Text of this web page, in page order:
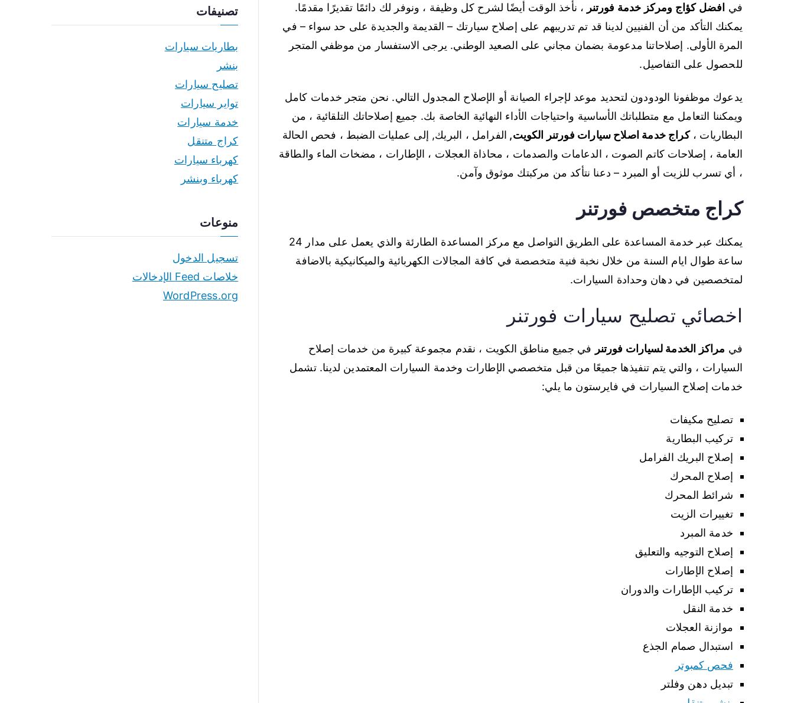
في افضل كؤاج ومركز خدمة فورتنر ، نأخذ الوقت أيضًا لشرح كل وظيفة ، ونوفر لك دائمًا تقديرًا مقدمًا.
يمكنك التأكد من أن الفنيين لدينا قد تم تدريبهم على إصلاح سيارتك – القديمة والجديدة على حد سواء – في
المرة الأولى. إصلاحاتنا مدعومة بضمان مجاني على الصعيد الوطني. يرجى الاستفسار من موظفي المتجر
للحصول على التفاصيل.
يدعوك موظفونا الودودون لتحديد موعد لإجراء الصيانة أو الإصلاح المجدول التالي. نحن متجر خدمات كامل
ويمكننا التعامل مع متطلباتك الأساسية واحتياجات الأداء النهائية الخاصة بك. جميع إصلاحاتك التلقائية ، من
البطاريات ،كراج خدمة اصلاح سيارات فورتنر الكويت, الفرامل ، البريك, إلى عمليات الضبط ، فحص الحالة
العامة ، إصلاحات كاتم الصوت ، الدعامات والصدمات ، محاذاة العجلات ، الإطارات ، مضخات الماء والطاقة
، أي تسرب للزيت أو المبرد – دعنا نتأكد من مركبتك موثوق وآمن.
كراج متخصص فورتنر
يمكنك عبر خدمة المساعدة على الطريق التواصل مع مركز المساعدة الطارئة والذي يعمل على مدار 24
ساعة طوال ايام السنة من خلال نخبة فنية متخصصة في كافة المجالات الكهربائية والميكانيكية بالاضافة
لمتخصصين في دهان وحدادة السيارات.
اخصائي تصليح سيارات فورتنر
في مراكز الخدمة لسيارات فورتنر في جميع مناطق الكويت ، نقدم مجموعة كبيرة من خدمات إصلاح
السيارات ، والتي يتم تنفيذها جميعًا من قبل متخصصي الإطارات وخدمة السيارات المعتمدين لدينا. تشمل
خدمات إصلاح السيارات في فايرستون ما يلي:
تصليح مكيفات
تركيب البطارية
إصلاح البريك الفرامل
إصلاح المحرك
شرائط المحرك
تغييرات الزيت
خدمة المبرد
إصلاح التوجيه والتعليق
إصلاح الإطارات
تركيب الإطارات والدوران
خدمة النقل
موازنة العجلات
استبدال صمام الجذع
فحص كمبوتر
تبديل دهن وفلتر
تصنيفات
بطاريات سيارات
بنشر
تصليح سيارات
تواير سيارات
خدمة سيارات
كراج متنقل
كهرباء سيارات
كهرباء وبنشر
منوعات
تسجيل الدخول
خلاصات Feed الإدخالات
WordPress.org